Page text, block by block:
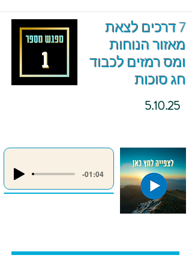
7 דרכים לצאת
מאזור הנוחות
ומס רמזים לכבוד
חג סוכות
5.10.25
-01:04